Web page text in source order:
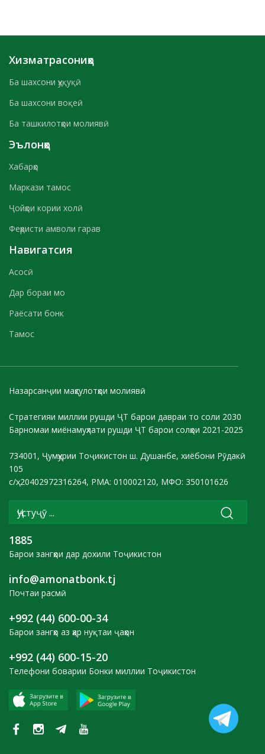
Хизматрасониҳо
Ба шахсони ҳуқуқӣ
Ба шахсони воқеӣ
Ба ташкилотҳои молиявӣ
Эълонҳо
Хабарҳо
Маркази тамос
Ҷойҳои кории холӣ
Феҳристи амволи гарав
Навигатсия
Асосӣ
Дар бораи мо
Раёсати бонк
Тамос
Назарсанҷии маҳсулотҳои молиявӣ
Стратегияи миллии рушди ҶТ барои давраи то соли 2030
Барномаи миёнамуҳлати рушди ҶТ барои солҳои 2021-2025
734001, Ҷумҳурии Тоҷикистон ш. Душанбе, хиёбони Рӯдакӣ
105
с/ҳ: 20402972316264, РМА: 010002120, МФО: 350101626
1885
Барои зангҳои дар дохили Тоҷикистон
info@amonatbonk.tj
Почтаи расмӣ
+992 (44) 600-00-34
Барои зангҳо аз ҳар нуқтаи ҷаҳон
+992 (44) 600-15-20
Телефони боварии Бонки миллии Тоҷикистон